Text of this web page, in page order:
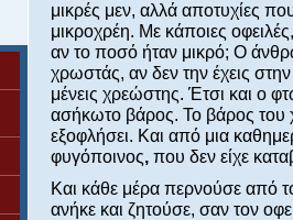
μικρές μεν, αλλά αποτυχίες
μικροχρέη. Με κάποιες
αν το ποσό ήταν μικρό; Ο
χρωστάς, αν δεν την έχεις
μένεις χρεώστης. Έτσι και ο
ασήκωτο βάρος. Το βάρος του
εξοφλήσει. Και από μια
φυγόποινος, που δεν είχε
Και κάθε μέρα περνούσε από
ανήκε και ζητούσε, σαν τον